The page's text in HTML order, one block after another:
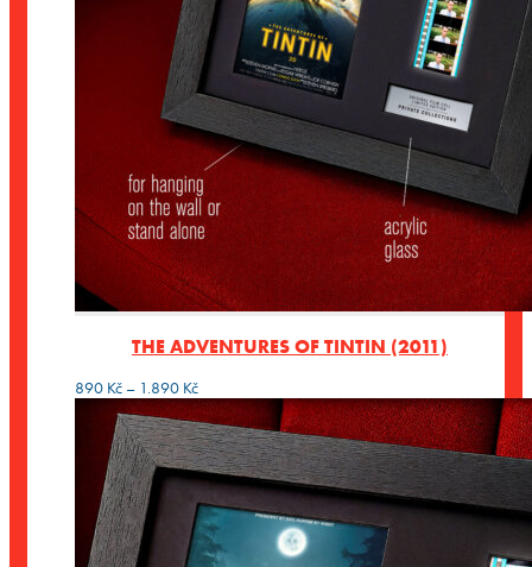
THE ADVENTURES OF TINTIN (2011)
890 Kč – 1.890 KčRozpětí
cen:
890 Kč
až
1.890 Kč